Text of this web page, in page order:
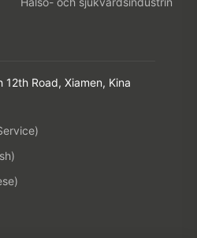
Road, Xiamen, Kina